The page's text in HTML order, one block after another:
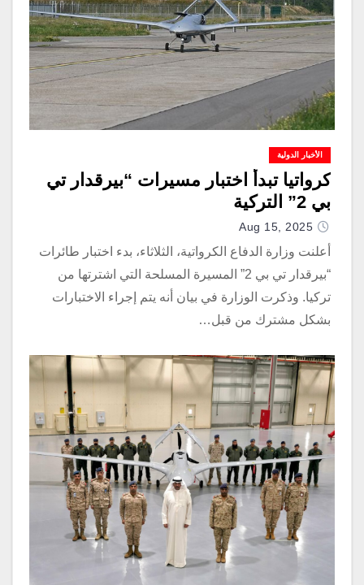
الأخبار الدولية
كرواتيا تبدأ اختبار مسيرات “بيرقدار تي
بي 2” التركية
Aug 15, 2025
أعلنت وزارة الدفاع الكرواتية، الثلاثاء، بدء اختبار طائرات
“بيرقدار تي بي 2” المسيرة المسلحة التي اشترتها من
تركيا. وذكرت الوزارة في بيان أنه يتم إجراء الاختبارات
بشكل مشترك من قبل…